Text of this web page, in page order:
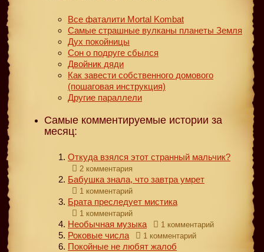
Все фаталити Mortal Kombat
Самые страшные вулканы планеты Земля
Дух покойницы
Сон о подруге сбылся
Двойник дяди
Как завести собственного домового
(пошаговая инструкция)
Другие параллели
Самые комментируемые истории за
месяц:
Откуда взялся этот странный мальчик?
2 комментария
Бабушка знала, что завтра умрет
1 комментарий
Брата преследует мистика
1 комментарий
Необычная музыка 1 комментарий
Роковые числа 1 комментарий
Покойные не любят жалоб